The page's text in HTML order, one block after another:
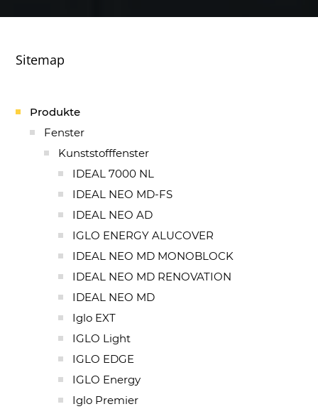
Sitemap
Produkte
Fenster
Kunststofffenster
IDEAL 7000 NL
IDEAL NEO MD-FS
IDEAL NEO AD
IGLO ENERGY ALUCOVER
IDEAL NEO MD MONOBLOCK
IDEAL NEO MD RENOVATION
IDEAL NEO MD
Iglo EXT
IGLO Light
IGLO EDGE
IGLO Energy
Iglo Premier